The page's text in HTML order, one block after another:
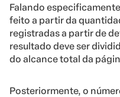
Falando
feito a partir da
registradas a partir de
resultado deve ser
do alcance total da
Posteriormente, o